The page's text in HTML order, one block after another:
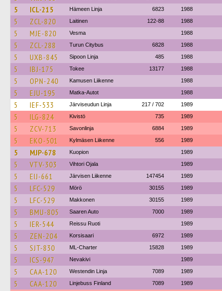
5 ICL-215 Hämeen Linja 6823 1988
5 ZCL-820 Laitinen 122-88 1988
5 MJE-820 Vesma 1988
5 ZCL-288 Turun Citybus 6828 1988
5 UXB-845 Sipoon Linja 485 1988
5 IBJ-175 Tokee 13177 1988
5 OPN-240 Kamusen Liikenne 1988
5 EJU-195 Matka-Autot 1988
5 IEF-533 Järviseudun Linja 217 / 702 1989
5 ILG-824 Kivistö 735 1989
5 ZCV-713 Savonlinja 6884 1989
5 EKO-501 Kylmäsen Liikenne 556 1989
5 MJP-678 Kuopion 1989
5 VTV-303 Vihtori Ojala 1989
5 EIJ-661 Järvisen Liikenne 147454 1989
5 LFC-529 Mörö 30155 1989
5 LFC-529 Makkonen 30155 1989
5 BMU-805 Saaren Auto 7000 1989
5 IER-544 Reissu Ruoti 1989
5 ZEN-204 Korsisaari 6972 1989
5 SJT-830 ML-Charter 15828 1989
5 ICS-947 Nevakivi 1989
5 CAA-120 Westendin Linja 7089 1989
5 CAA-120 Linjebuss Finland 7089 1989